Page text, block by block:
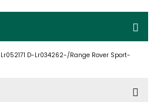
D-Lr034262-/Range Rover Sport-